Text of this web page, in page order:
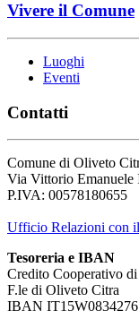
Vivere il Comune
Luoghi
Eventi
Contatti
Comune di Oliveto
Via Vittorio
P.IVA: 00578180655
Ufficio Relazioni con
Tesoreria e IBAN
Credito Cooperativo
F.le di Oliveto Citra
IBAN